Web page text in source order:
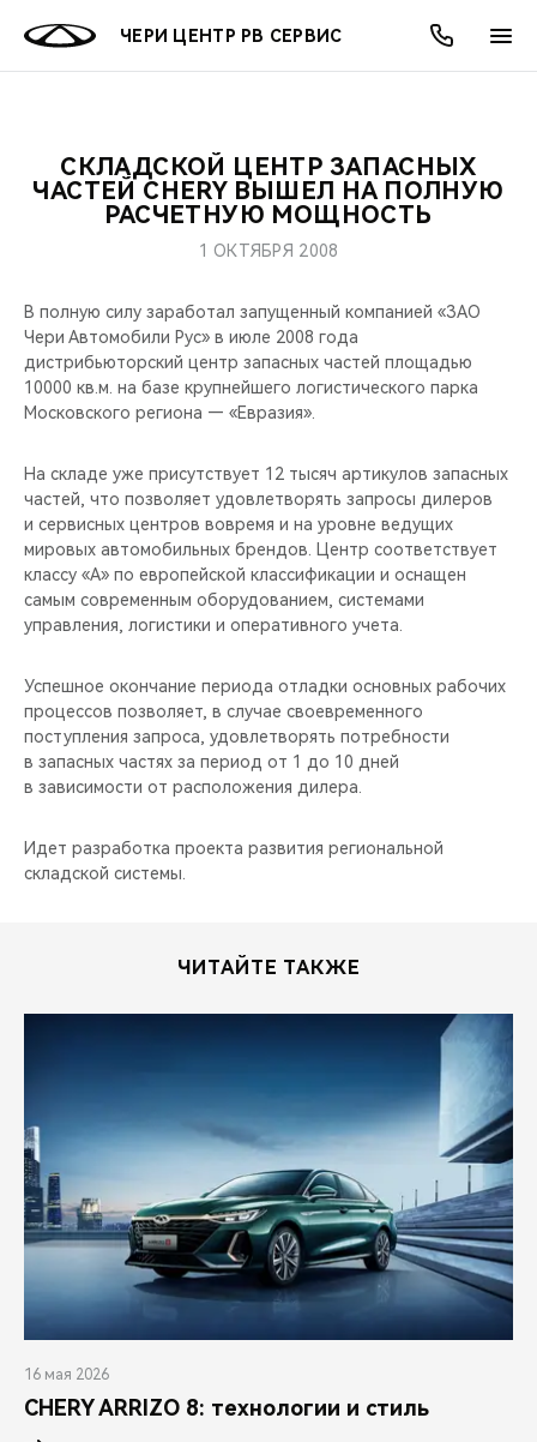
ЧЕРИ ЦЕНТР РВ СЕРВИС
МОДЕЛИ
КРОССОВЕРЫ
СЕДАНЫ
ПОКУПАТЕЛЯМ
ВЛАДЕЛЬЦАМ
ПОДДЕРЖКА
CHERY CONNECT
МИР CHERY
CHERY В СОЦСЕТЯХ
ЛЮДИ CHERY
БЛАГОТВОРИТЕЛЬНОСТЬ
CHERY И СПОРТ
ВИДЕООБЗОРЫ
CHERY ДЛЯ ДЕТЕЙ
АКЦИИ
ОНЛАЙН СЕРВИСЫ
О КОМПАНИИ
СКЛАДСКОЙ ЦЕНТР ЗАПАСНЫХ
ЧАСТЕЙ CHERY ВЫШЕЛ НА ПОЛНУЮ
РАСЧЕТНУЮ МОЩНОСТЬ
1 ОКТЯБРЯ 2008
В полную силу заработал запущенный компанией «ЗАО
Чери Автомобили Рус» в июле 2008 года
дистрибьюторский центр запасных частей площадью
10000 кв.м. на базе крупнейшего логистического парка
Московского региона — «Евразия».
На складе уже присутствует 12 тысяч артикулов запасных
частей, что позволяет удовлетворять запросы дилеров
и сервисных центров вовремя и на уровне ведущих
мировых автомобильных брендов. Центр соответствует
классу «А» по европейской классификации и оснащен
самым современным оборудованием, системами
управления, логистики и оперативного учета.
Успешное окончание периода отладки основных рабочих
процессов позволяет, в случае своевременного
поступления запроса, удовлетворять потребности
в запасных частях за период от 1 до 10 дней
в зависимости от расположения дилера.
Идет разработка проекта развития региональной
складской системы.
ЧИТАЙТЕ ТАКЖЕ
16 мая 2026
CHERY ARRIZO 8: технологии и стиль